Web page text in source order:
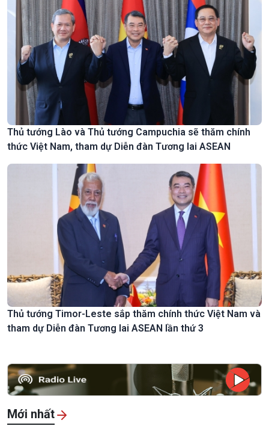
Thủ tướng Lào và Thủ tướng Campuchia sẽ thăm chính
thức Việt Nam, tham dự Diễn đàn Tương lai ASEAN
Thủ tướng Timor-Leste sắp thăm chính thức Việt Nam và
tham dự Diễn đàn Tương lai ASEAN lần thứ 3
Mới nhất